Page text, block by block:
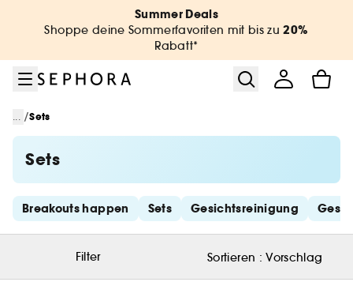
Summer Deals
Shoppe deine Sommerfavoriten mit bis zu20%
Rabatt*
... /Sets
Sets
Schnelllinks überspringen
Breakouts happen Sets Gesichtsreinigung
Filter Sortieren :Vorschlag